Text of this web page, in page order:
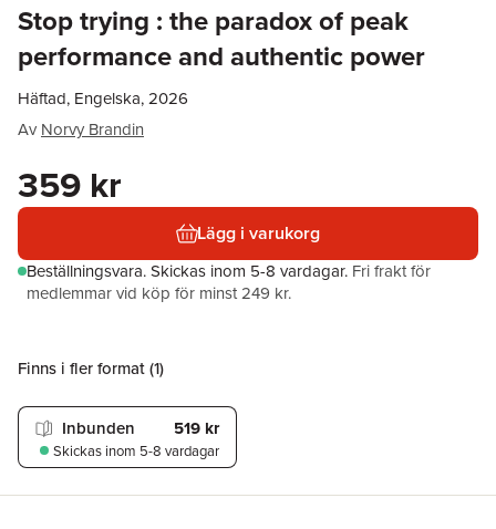
Stop trying : the paradox of peak
performance and authentic power
Häftad, Engelska, 2026
Av Norvy Brandin
359 kr
Lägg i varukorg
Beställningsvara.Skickas inom 5-8 vardagar. Fri frakt för
medlemmar vid köp för minst 249 kr.
Finns i fler format (1)
Inbunden 519 kr
Skickas inom 5-8 vardagar